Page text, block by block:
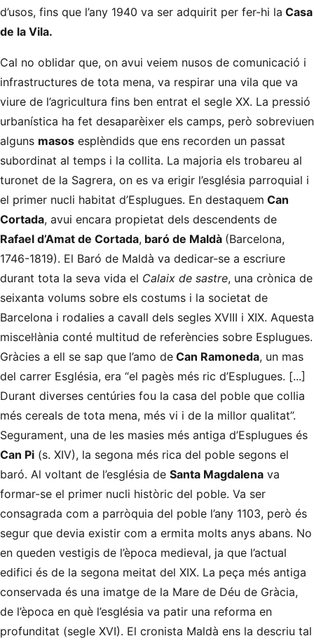
d’usos, fins que l’any 1940 va ser adquirit per fer-hi la Casa
de la Vila.
Cal no oblidar que, on avui veiem nusos de comunicació i
infrastructures de tota mena, va respirar una vila que va
viure de l’agricultura fins ben entrat el segle XX. La pressió
urbanística ha fet desaparèixer els camps, però sobreviuen
alguns masos esplèndids que ens recorden un passat
subordinat al temps i la collita. La majoria els trobareu al
turonet de la Sagrera, on es va erigir l’església parroquial i
el primer nucli habitat d’Esplugues. En destaquem Can
Cortada, avui encara propietat dels descendents de
Rafael d’Amat de Cortada, baró de Maldà (Barcelona,
1746-1819). El Baró de Maldà va dedicar-se a escriure
durant tota la seva vida el Calaix de sastre, una crònica de
seixanta volums sobre els costums i la societat de
Barcelona i rodalies a cavall dels segles XVIII i XIX. Aquesta
miscel·lània conté multitud de referències sobre Esplugues.
Gràcies a ell se sap que l’amo de Can Ramoneda, un mas
del carrer Església, era “el pagès més ric d’Esplugues. [...]
Durant diverses centúries fou la casa del poble que collia
més cereals de tota mena, més vi i de la millor qualitat”.
Segurament, una de les masies més antiga d’Esplugues és
Can Pi (s. XIV), la segona més rica del poble segons el
baró. Al voltant de l’església de Santa Magdalena va
formar-se el primer nucli històric del poble. Va ser
consagrada com a parròquia del poble l’any 1103, però és
segur que devia existir com a ermita molts anys abans. No
en queden vestigis de l’època medieval, ja que l’actual
edifici és de la segona meitat del XIX. La peça més antiga
conservada és una imatge de la Mare de Déu de Gràcia,
de l’època en què l’església va patir una reforma en
profunditat (segle XVI). El cronista Maldà ens la descriu tal